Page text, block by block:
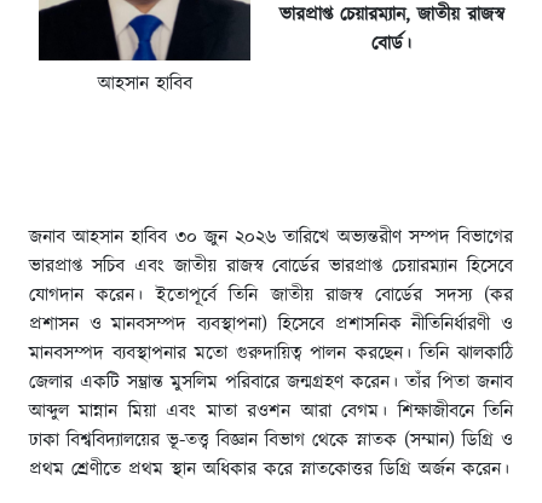
আহসান হাবিব
ভারপ্রাপ্ত চেয়ারম্যান, জাতীয় রাজস্ব
বোর্ড।
জনাব আহসান হাবিব ৩০ জুন ২০২৬ তারিখে অভ্যন্তরীণ সম্পদ বিভাগের
ভারপ্রাপ্ত সচিব এবং জাতীয় রাজস্ব বোর্ডের ভারপ্রাপ্ত চেয়ারম্যান হিসেবে
যোগদান করেন। ইতোপূর্বে তিনি জাতীয় রাজস্ব বোর্ডের সদস্য (কর
প্রশাসন ও মানবসম্পদ ব্যবস্থাপনা) হিসেবে প্রশাসনিক নীতিনির্ধারণী ও
মানবসম্পদ ব্যবস্থাপনার মতো গুরুদায়িত্ব পালন করছেন। তিনি ঝালকাঠি
জেলার একটি সম্ভ্রান্ত মুসলিম পরিবারে জন্মগ্রহণ করেন। তাঁর পিতা জনাব
আব্দুল মান্নান মিয়া এবং মাতা রওশন আরা বেগম। শিক্ষাজীবনে তিনি
ঢাকা বিশ্ববিদ্যালয়ের ভূ-তত্ত্ব বিজ্ঞান বিভাগ থেকে স্নাতক (সম্মান) ডিগ্রি ও
প্রথম শ্রেণীতে প্রথম স্থান অধিকার করে স্নাতকোত্তর ডিগ্রি অর্জন করেন।